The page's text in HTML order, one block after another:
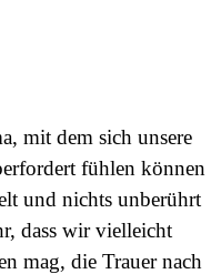
mit dem sich unsere
fühlen können
und nichts unberührt
dass wir vielleicht
mag, die Trauer nach